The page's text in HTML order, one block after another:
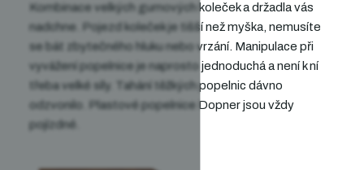
Kombinace velkých gumových kolečeka držadlavás
nadchne.
Pojezd koleček je tišší než myška, nemusíte
se bát zbytečného hluku nebo vrzání. Manipulace při
vyvážení popelnice je naprosto jednoduchá a není k ní
třeba velké síly . Tahání těžkých popelnic dávno
odzvonilo. Plastové popelnice Dopner jsou vždy
pojízdné.